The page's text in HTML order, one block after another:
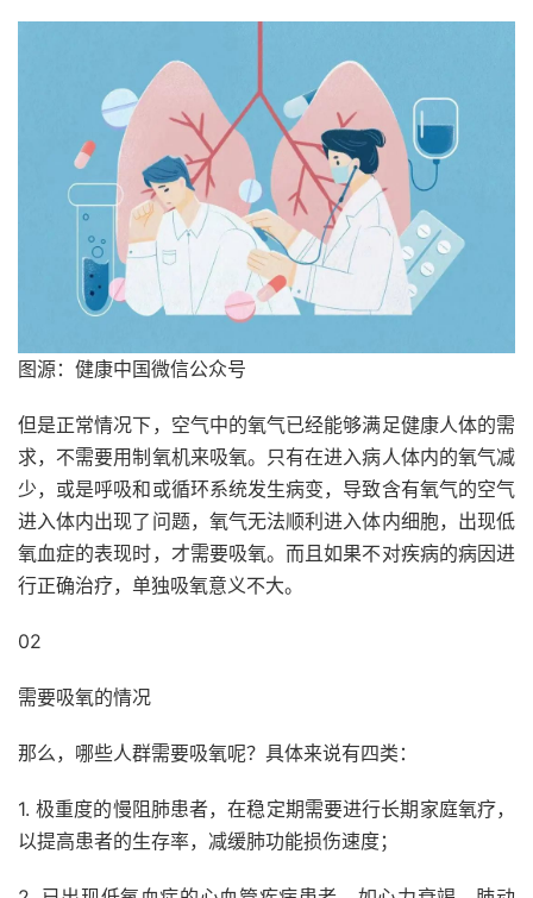
图源：健康中国微信公众号
但是正常情况下，空气中的氧气已经能够满足健康人体的需
求，不需要用制氧机来吸氧。只有在进入病人体内的氧气减
少，或是呼吸和或循环系统发生病变，导致含有氧气的空气
进入体内出现了问题，氧气无法顺利进入体内细胞，出现低
氧血症的表现时，才需要吸氧。而且如果不对疾病的病因进
行正确治疗，单独吸氧意义不大。
02
需要吸氧的情况
那么，哪些人群需要吸氧呢？具体来说有四类：
1. 极重度的慢阻肺患者，在稳定期需要进行长期家庭氧疗，
以提高患者的生存率，减缓肺功能损伤速度；